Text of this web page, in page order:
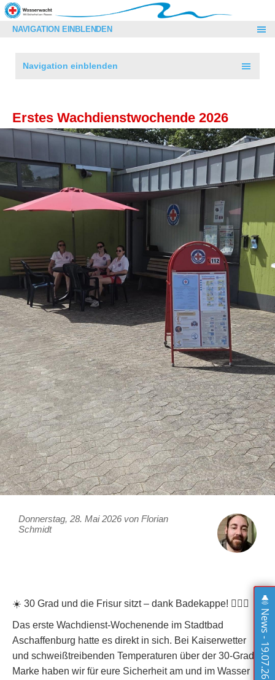
NAVIGATION EINBLENDEN
Navigation einblenden
Erstes Wachdienstwochende 2026
Donnerstag, 28. Mai 2026 von Florian
Schmidt
☀️ 30 Grad und die Frisur sitzt – dank Badekappe! 🏊‍♂️🔥
Das erste Wachdienst-Wochenende im Stadtbad
Aschaffenburg hatte es direkt in sich. Bei Kaiserwetter
und schweißtreibenden Temperaturen über der 30-Grad-
Marke haben wir für eure Sicherheit am und im Wasser
News - 19.07.26